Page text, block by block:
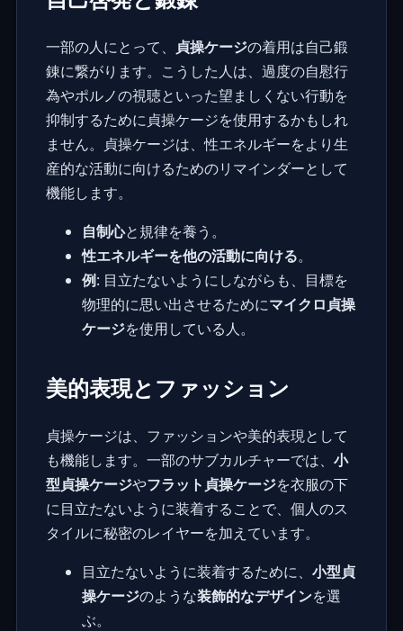
一部の人にとって、 貞操ケージの着用は自己鍛
錬に繋がります。こうした人は、過度の自慰行
為やポルノの視聴といった望ましくない行動を
抑制するために貞操ケージを使用するかもしれ
ません。貞操ケージは、性エネルギーをより生
産的な活動に向けるためのリマインダーとして
機能します。
自制心と規律を養う。
性エネルギーを他の活動に向ける。
例: 目立たないようにしながらも、目標を
物理的に思い出させるためにマイクロ貞操
ケージを使用している人。
美的表現とファッション
貞操ケージは、ファッションや美的表現として
も機能します。一部のサブカルチャーでは、 小
型貞操ケージやフラット貞操ケージを衣服の下
に目立たないように装着することで、個人のス
タイルに秘密のレイヤーを加えています。
目立たないように装着するために、 小型貞
操ケージのような装飾的なデザインを選
ぶ。